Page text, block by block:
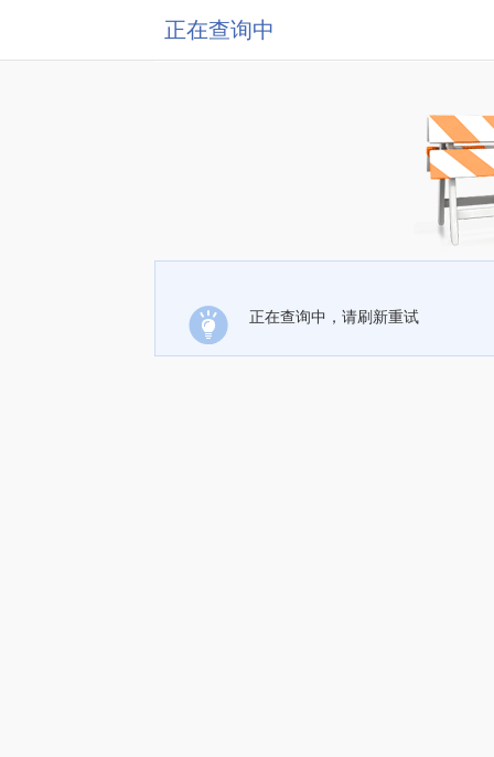
正在查询中
正在查询中，请刷新重试